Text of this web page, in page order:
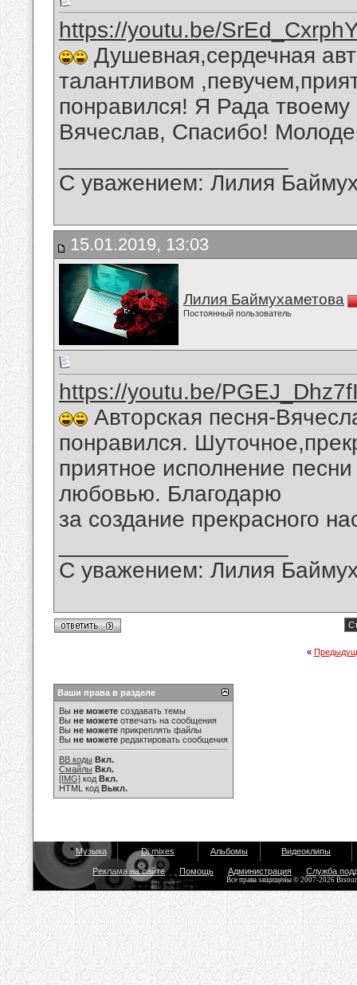
https://youtu.be/
Душевная,сердечная
талантливом
понравился! Я Рада твоему
Вячеслав, Спасибо!
С уважением: Лилия
15.01.2019, 13:03
Лилия Баймухаметова
Постоянный пользователь
https://youtu.be/
Авторская песня-
понравился.
приятное исполнение
любовью. Благодарю
за создание прекрасного
С уважением: Лилия
«
Ваши права в разделе
Вы не можете создавать темы
Вы не можете отвечать на сообщения
Вы не можете прикреплять файлы
Вы не можете редактировать сообщения
BB коды Вкл.
Смайлы Вкл.
[IMG] код Вкл.
HTML код Выкл.
Музыка Dj mixes Альбомы Видеоклипы
Реклама на сайте Помощь Администрация Служба
Все права защищены © 2007-2026